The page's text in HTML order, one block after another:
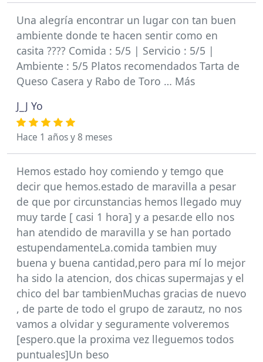
Una alegría encontrar un lugar con tan buen
ambiente donde te hacen sentir como en
casita ???? Comida : 5/5 | Servicio : 5/5 |
Ambiente : 5/5 Platos recomendados Tarta de
Queso Casera y Rabo de Toro … Más
J_J Yo
Hace 1 años y 8 meses
Hemos estado hoy comiendo y temgo que
decir que hemos.estado de maravilla a pesar
de que por circunstancias hemos llegado muy
muy tarde [ casi 1 hora] y a pesar.de ello nos
han atendido de maravilla y se han portado
estupendamenteLa.comida tambien muy
buena y buena cantidad,pero para mí lo mejor
ha sido la atencion, dos chicas supermajas y el
chico del bar tambienMuchas gracias de nuevo
, de parte de todo el grupo de zarautz, no nos
vamos a olvidar y seguramente volveremos
[espero.que la proxima vez lleguemos todos
puntuales]Un beso